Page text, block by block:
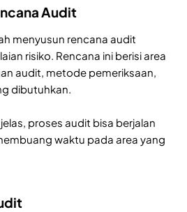
Audit
menyusun rencana audit
risiko. Rencana ini berisi area
audit, metode pemeriksaan,
dibutuhkan.
proses audit bisa berjalan
waktu pada area yang